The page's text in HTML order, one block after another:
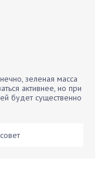
зеленая масса
активнее, но при
будет существенно